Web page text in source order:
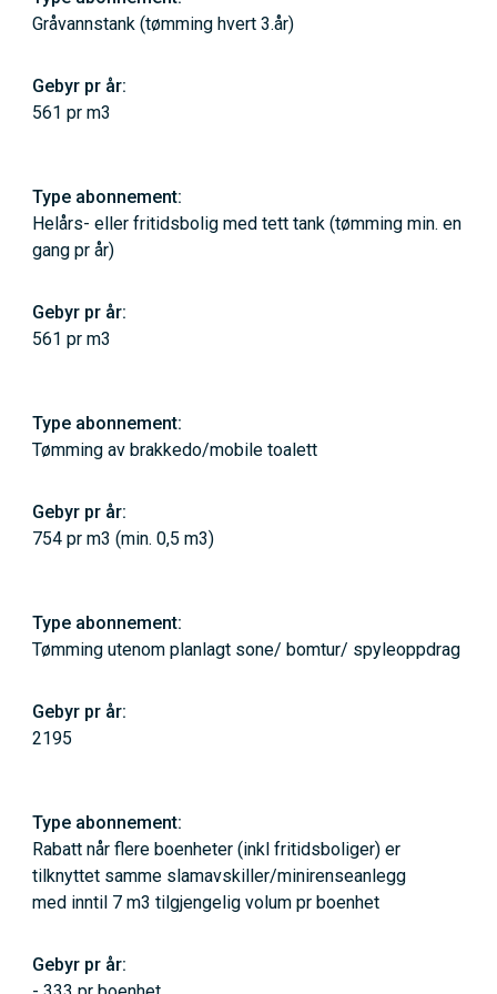
Gråvannstank (tømming hvert 3.år)
561 pr m3
Helårs- eller fritidsbolig med tett tank (tømming min. en
gang pr år)
561 pr m3
Tømming av brakkedo/mobile toalett
754 pr m3 (min. 0,5 m3)
Tømming utenom planlagt sone/ bomtur/ spyleoppdrag
2195
Rabatt når flere boenheter (inkl fritidsboliger) er
tilknyttet samme slamavskiller/minirenseanlegg
med inntil 7 m3 tilgjengelig volum pr boenhet